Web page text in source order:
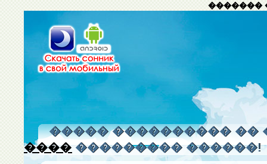
�������
����� ���������� ��
���� ��������� ������!